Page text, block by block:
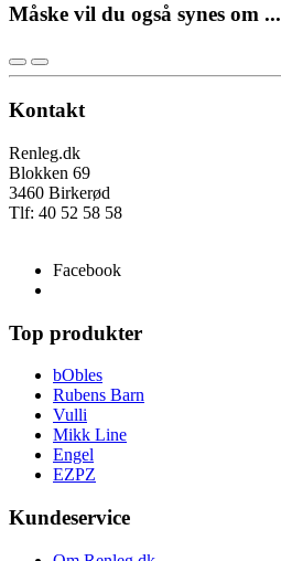
Måske vil du også synes om ...
Kontakt
Renleg.dk
Blokken 69
3460 Birkerød
Tlf: 40 52 58 58
Facebook
Top produkter
bObles
Rubens Barn
Vulli
Mikk Line
Engel
EZPZ
Kundeservice